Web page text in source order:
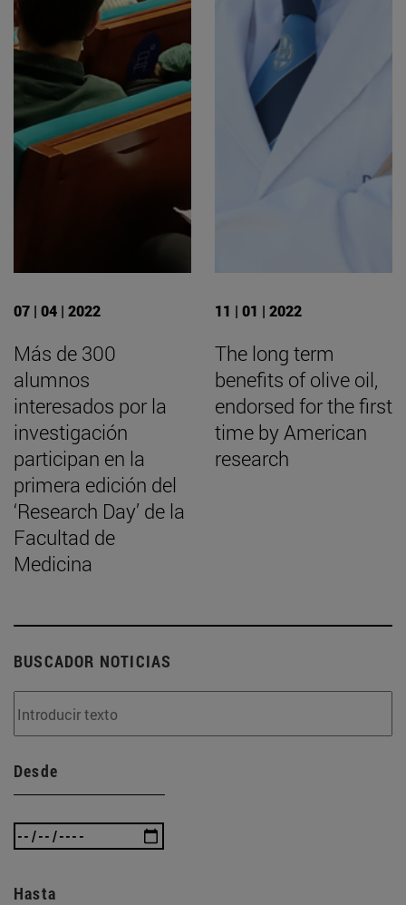
07 | 04 | 2022
Más de 300
alumnos
interesados por la
investigación
participan en la
primera edición del
‘Research Day’ de la
Facultad de
Medicina
11 | 01 | 2022
The long term
benefits of olive oil,
endorsed for the first
time by American
research
BUSCADOR NOTICIAS
Desde
Hasta